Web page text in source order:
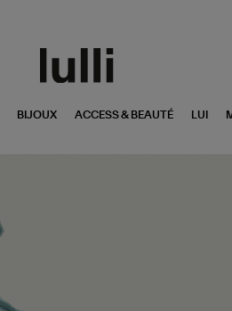
BIJOUX ACCESS & BEAUTÉ LUI